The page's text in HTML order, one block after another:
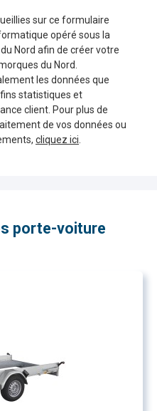
sur ce formulaire
opéré sous la
Nord afin de créer votre
du Nord.
les données que
statistiques et
client. Pour plus de
de vos données ou
cliquez ici.
porte-voiture